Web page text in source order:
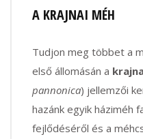
A KRAJNAI MÉH
Tudjon meg többet a
első állomásán a
pannonica) jellemzői
hazánk egyik háziméh
fejlődéséről és a